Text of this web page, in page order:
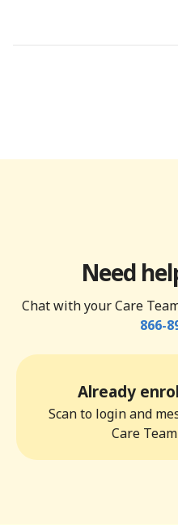
Need
Chat with your Care
866-
Already
Scan to login and
Care Team